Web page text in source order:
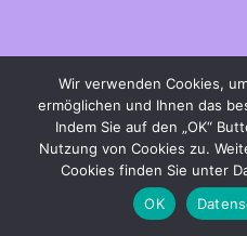
Wir verwenden Cookies,
ermöglichen und Ihnen das
Indem Sie auf den „OK“
Nutzung von Cookies zu.
Cookies finden Sie unter
OK